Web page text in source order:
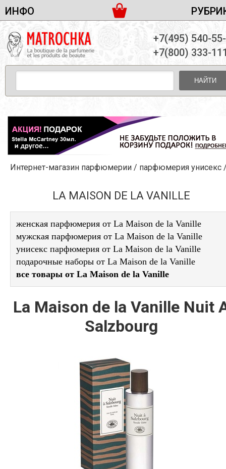
ИНФО
ДОСТАВКА И ОПЛАТА
ПАРТНЕРСТВО
КОНТАКТЫ
ЖЕНСКАЯ ПАРФЮМЕРИЯ
МУЖСКАЯ ПАРФЮМЕРИЯ
УНИСЕКС ПАРФЮМЕРИЯ
ЖЕНСКИЕ НАБОРЫ
МУЖСКИЕ НАБОРЫ
УНИСЕКС НАБОРЫ
УХОД ЗА ЛИЦОМ
УХОД ЗА ТЕЛОМ
ДЕКОРАТИВНАЯ КОСМЕТИКА
+7(495) 540-
+7(800) 333-
НАЙТИ
Интернет-магазин парфюмерии / парфюмерия унисекс /La
LA MAISON DE LA VANILLE
женская парфюмерия от La Maison de la Vanille
мужская парфюмерия от La Maison de la Vanille
унисекс парфюмерия от La Maison de la Vanille
подарочные наборы от La Maison de la Vanille
все товары от La Maison de la Vanille
La Maison de la Vanille Nuit
Salzbourg